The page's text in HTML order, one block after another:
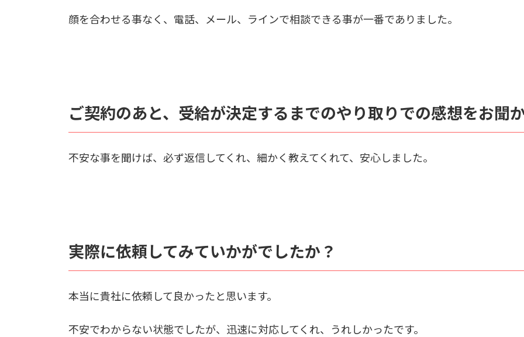
顔を合わせる事なく、電話、メール、ラインで相談できる事が一番でありました。
ご契約のあと、受給が決定するまでのやり取りでの感想をお聞
不安な事を聞けば、必ず返信してくれ、細かく教えてくれて、安心しました。
実際に依頼してみていかがでしたか？
本当に貴社に依頼して良かったと思います。
不安でわからない状態でしたが、迅速に対応してくれ、うれしかったです。